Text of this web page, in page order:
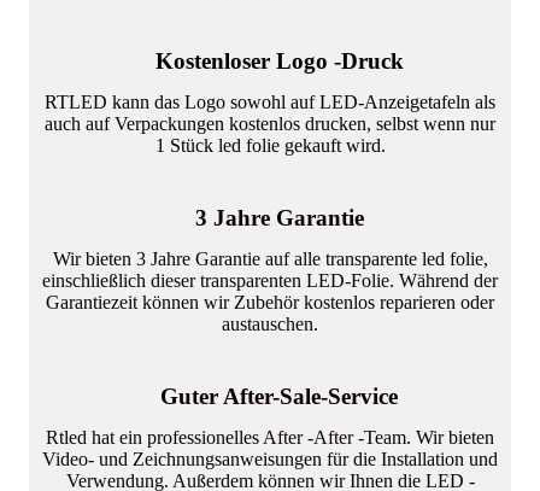
Kostenloser Logo -Druck
RTLED kann das Logo sowohl auf LED-Anzeigetafeln als
auch auf Verpackungen kostenlos drucken, selbst wenn nur
1 Stück led folie gekauft wird.
3 Jahre Garantie
Wir bieten 3 Jahre Garantie auf alle transparente led folie,
einschließlich dieser transparenten LED-Folie. Während der
Garantiezeit können wir Zubehör kostenlos reparieren oder
austauschen.
Guter After-Sale-Service
Rtled hat ein professionelles After -After -Team. Wir bieten
Video- und Zeichnungsanweisungen für die Installation und
Verwendung. Außerdem können wir Ihnen die LED -